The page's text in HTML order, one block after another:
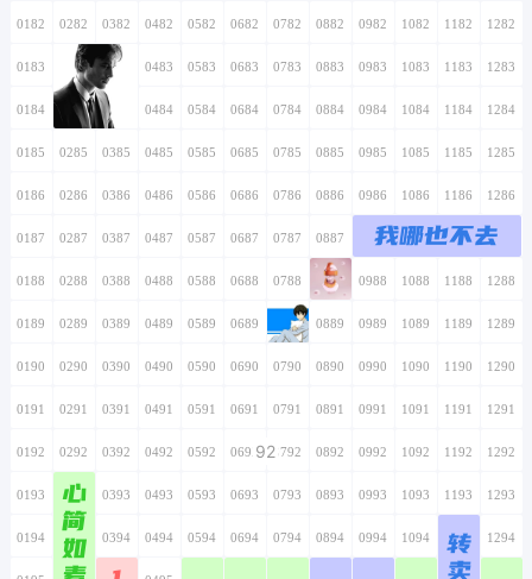
0182 0282 0382 0482 0582 0682 0782 0882 0982 1082 1182 1282
0183 0283 0383 0483 0583 0683 0783 0883 0983 1083 1183 1283
0184 0284 0384 0484 0584 0684 0784 0884 0984 1084 1184 1284
0185 0285 0385 0485 0585 0685 0785 0885 0985 1085 1185 1285
0186 0286 0386 0486 0586 0686 0786 0886 0986 1086 1186 1286
0187 0287 0387 0487 0587 0687 0787 0887 0987我哪也不去
1087 1187 1287
0188 0288 0388 0488 0588 0688 0788 0888 0988 1088 1188 1288
0189 0289 0389 0489 0589 0689 0789 0889 0989 1089 1189 1289
0190 0290 0390 0490 0590 0690 0790 0890 0990 1090 1190 1290
0191 0291 0391 0491 0591 0691 0791 0891 0991 1091 1191 1291
0192 0292 0392 0492 0592 0692920792 0892 0992 1092 1192 1292
0193 0293
心
简
如
0393 0493 0593 0693 0793 0893 0993 1093 1193 1293
0194 0294 0394 0494 0594 0694 0794 0894 0994 1094 1194
转
卖
1294